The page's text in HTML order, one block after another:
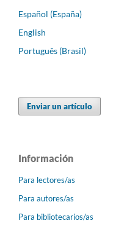
Español (España)
English
Português (Brasil)
Enviar un artículo
Información
Para lectores/as
Para autores/as
Para bibliotecarios/as